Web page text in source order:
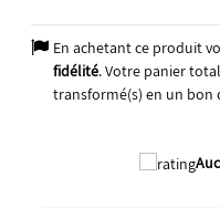
En achetant ce produit
fidélité. Votre panier
transformé(s) en un bon
2026